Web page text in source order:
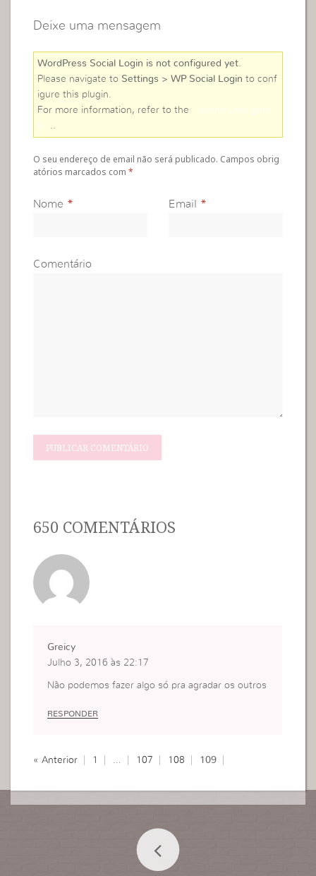
Deixe uma mensagem
WordPress Social Login is not configured yet
Please navigate to Settings > WP Social Login to conf
igure this plugin.
For more information, refer to the
online user guid
e
O seu endereço de email não será publicado. Campos obrig
atórios marcados com*
Nome * Email *
Comentário
650 COMENTÁRIOS
Greicy
Julho 3, 2016 às 22:17
Não podemos fazer algo só pra agradar os outros
RESPONDER
« Anterior 1 … 107 108 109